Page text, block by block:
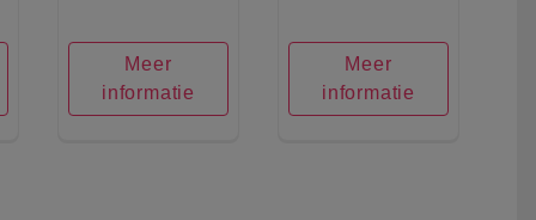
Meer
informatie
Meer
informatie